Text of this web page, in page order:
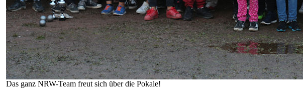
Das ganz NRW-Team freut sich über die Pokale!